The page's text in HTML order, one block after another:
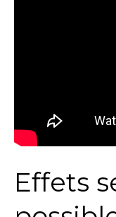
Effets